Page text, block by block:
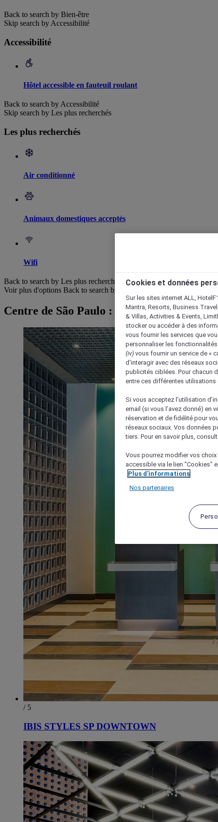
Back to search by Bien-être
Skip search by Accessibilité
Accessibilité
Hôtel accessible en fauteuil roulant
Back to search by Accessibilité
Skip search by Les plus recherchés
Les plus recherchés
Air conditionné
Animaux domestiques acceptés
Wifi
Back to search by Les plus recherchés
Voir plus d'options Back to search by categories
Centre de São Paulo : Parcourir les hôtels
/ 5
IBIS STYLES SP DOWNTOWN
Cookies et données
Sur les sites internet ALL,
Mantra, Resorts, Business
& Villas, Activities & Events,
stocker ou accéder à des
vous fournir les services que
personnaliser les
(iv) vous fournir un service de «
d'interagir avec des réseaux
publicités ciblées. Pour chacun
entre ces différentes utilisations
Si vous acceptez l’utilisation
email (si vous l’avez donné) en
réservation et de fidélité pour
réseaux sociaux. Vos données
tiers. Pour en savoir plus,
Vous pourrez modifier vos
accessible via le lien "Cookies"
Plus d'informations
Nos partenaires